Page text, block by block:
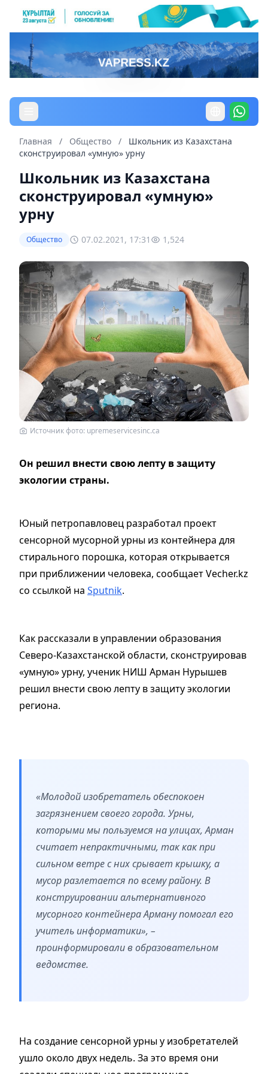
Главная / Общество /
Школьник из Казахстана
сконструировал «умную» урну
Школьник из Казахстана
сконструировал «умную»
урну
Общество 07.02.2021, 17:31 1,524
Источник фото: upremeservicesinc.ca
Он решил внести свою лепту в защиту
экологии страны.
Юный петропавловец разработал проект
сенсорной мусорной урны из контейнера для
стирального порошка, которая открывается
при приближении человека, сообщает Vecher.kz
со ссылкой на Sputnik.
Как рассказали в управлении образования
Северо-Казахстанской области, сконструировав
«умную» урну, ученик НИШ Арман Нурышев
решил внести свою лепту в защиту экологии
региона.
«Молодой изобретатель обеспокоен
загрязнением своего города. Урны,
которыми мы пользуемся на улицах, Арман
считает непрактичными, так как при
сильном ветре с них срывает крышку, а
мусор разлетается по всему району. В
конструировании альтернативного
мусорного контейнера Арману помогал его
учитель информатики», –
проинформировали в образовательном
ведомстве.
На создание сенсорной урны у изобретателей
ушло около двух недель. За это время они